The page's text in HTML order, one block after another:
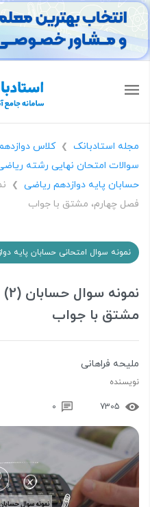
مجله استادبانک ❯ کلاس
سوالات امتحان نهایی رشته
حسابان پایه دوازدهم ریاضی
❯
فصل چهارم، مشتق با جواب
نمونه سوال امتحانی حسابان پایه
مشتق با جواب
ملیحه فراهانی
نویسنده
7305
0